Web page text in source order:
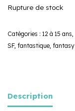
Rupture de stock
Catégories : 12 à 15 ans,
SF, fantastique, fantasy
Description